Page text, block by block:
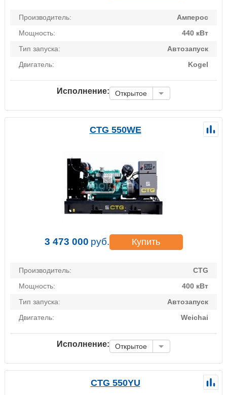
Производитель:
Амперос
Мощность:
440 кВт
Тип запуска:
Автозапуск
Двигатель:
Kogel
Исполнение: Открытое
CTG 550WE
3 473 000 руб. Купить
Производитель:
CTG
Мощность:
400 кВт
Тип запуска:
Автозапуск
Двигатель:
Weichai
Исполнение: Открытое
CTG 550YU